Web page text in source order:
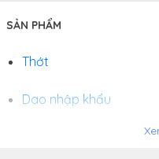
SẢN PHẨM
Thớt
Dao nhập khẩu